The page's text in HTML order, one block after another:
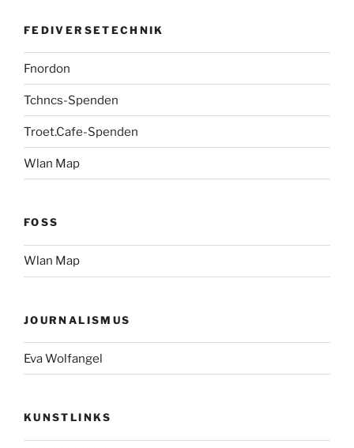
FEDIVERSETECHNIK
Fnordon
Tchncs-Spenden
Troet.Cafe-Spenden
Wlan Map
FOSS
Wlan Map
JOURNALISMUS
Eva Wolfangel
KUNSTLINKS